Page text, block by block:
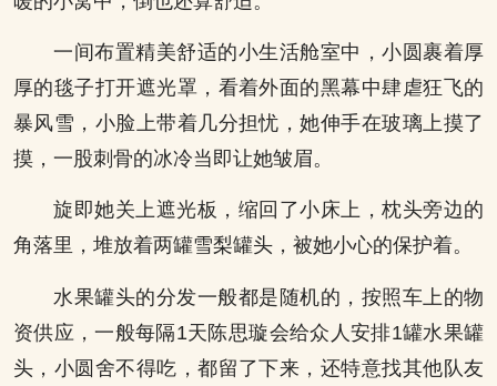
一间布置精美舒适的小生活舱室中，小圆裹着厚
厚的毯子打开遮光罩，看着外面的黑幕中肆虐狂飞的
暴风雪，小脸上带着几分担忧，她伸手在玻璃上摸了
摸，一股刺骨的冰冷当即让她皱眉。
旋即她关上遮光板，缩回了小床上，枕头旁边的
角落里，堆放着两罐雪梨罐头，被她小心的保护着。
水果罐头的分发一般都是随机的，按照车上的物
资供应，一般每隔1天陈思璇会给众人安排1罐水果罐
头，小圆舍不得吃，都留了下来，还特意找其他队友